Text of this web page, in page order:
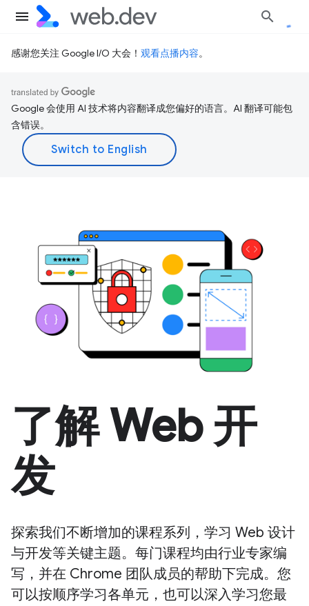
感谢您关注 Google I/O 大会！ 观看点播内容。
Google 会使用 AI 技术将内容翻译成您偏好的语言。AI 翻译可能包
含错误。
了解 Web 开
发
探索我们不断增加的课程系列，学习 Web 设计
与开发等关键主题。每门课程均由行业专家编
写，并在 Chrome 团队成员的帮助下完成。您
可以按顺序学习各单元，也可以深入学习您最